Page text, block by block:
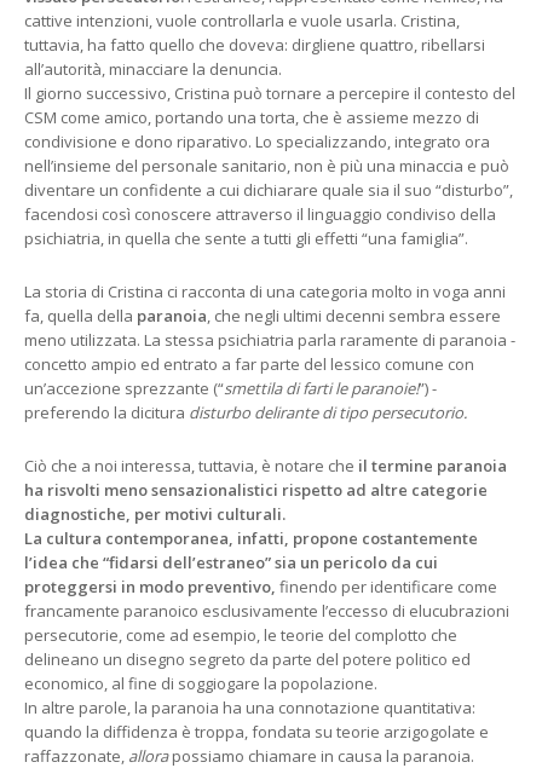
cattive intenzioni, vuole controllarla e vuole usarla. Cristina,
tuttavia, ha fatto quello che doveva: dirgliene quattro, ribellarsi
all’autorità, minacciare la denuncia.
Il giorno successivo, Cristina può tornare a percepire il contesto del
CSM come amico, portando una torta, che è assieme mezzo di
condivisione e dono riparativo. Lo specializzando, integrato ora
nell’insieme del personale sanitario, non è più una minaccia e può
diventare un confidente a cui dichiarare quale sia il suo “disturbo”,
facendosi così conoscere attraverso il linguaggio condiviso della
psichiatria, in quella che sente a tutti gli effetti “una famiglia”.
La storia di Cristina ci racconta di una categoria molto in voga anni
fa, quella della paranoia, che negli ultimi decenni sembra essere
meno utilizzata. La stessa psichiatria parla raramente di paranoia -
concetto ampio ed entrato a far parte del lessico comune con
un’accezione sprezzante (“smettila di farti le paranoie!”) -
preferendo la dicitura disturbo delirante di tipo persecutorio.
Ciò che a noi interessa, tuttavia, è notare che il termine paranoia
ha risvolti meno sensazionalistici rispetto ad altre categorie
diagnostiche, per motivi culturali.
La cultura contemporanea, infatti, propone costantemente
l’idea che “fidarsi dell’estraneo” sia un pericolo da cui
proteggersi in modo preventivo, finendo per identificare come
francamente paranoico esclusivamente l’eccesso di elucubrazioni
persecutorie, come ad esempio, le teorie del complotto che
delineano un disegno segreto da parte del potere politico ed
economico, al fine di soggiogare la popolazione.
In altre parole, la paranoia ha una connotazione quantitativa:
quando la diffidenza è troppa, fondata su teorie arzigogolate e
raffazzonate, allorapossiamo chiamare in causa la paranoia.